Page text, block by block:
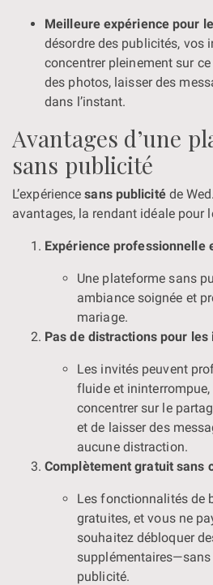
Meilleure expérience pour
désordre des publicités, vos
concentrer pleinement sur
des photos, laisser des
dans l’instant.
Avantages d’une
sans publicité
L’expériencesans publicitéde
avantages, la rendant idéale pour
Expérience professionnelle
Une plateforme sans
ambiance soignée et
mariage.
Pas de distractions pour les
Les invités peuvent
fluide et
concentrer sur le
et de laisser des
aucune distraction.
Complètement gratuit sans
Les fonctionnalités de
gratuites, et vous ne
souhaitez débloquer
publicité.